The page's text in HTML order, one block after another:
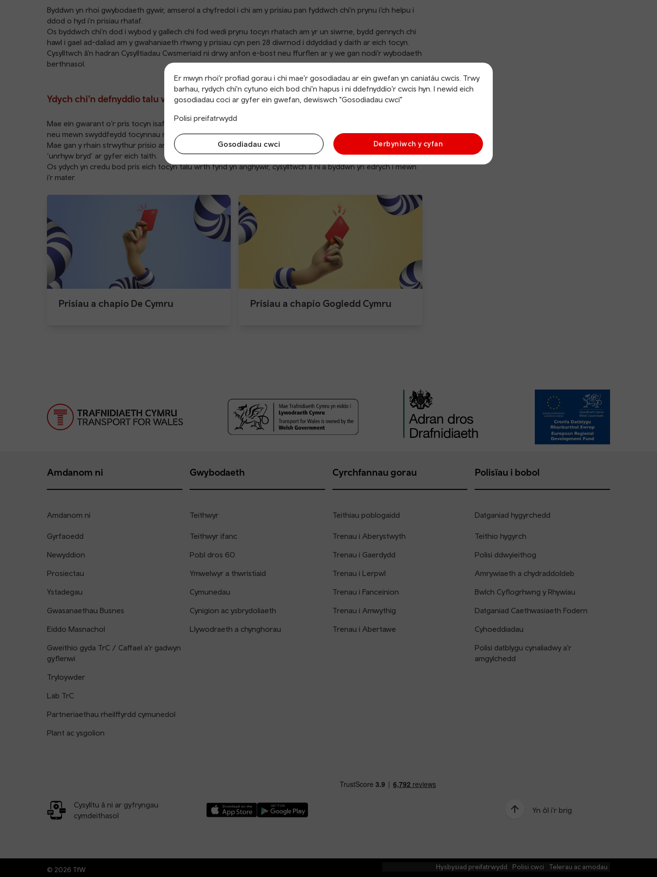
Er mwyn rhoi’r profiad gorau i chi mae'r gosodiadau ar ein gwefan yn caniatáu cwcis. Trwy
barhau, rydych chi'n cytuno eich bod chi'n hapus i ni ddefnyddio'r cwcis hyn. I newid eich
gosodiadau coci ar gyfer ein gwefan, dewiswch "Gosodiadau cwci"
Polisi preifatrwydd
Gosodiadau cwci Derbyniwch y cyfan
Byddwn yn rhoi gwybodaeth gywir, amserol a chyfredol i chi am y prisiau pan fyddwch chi’n prynu i’ch helpu i
ddod o hyd i’n prisiau rhataf.
Os byddwch chi’n dod i wybod y gallech chi fod wedi prynu tocyn rhatach am yr un siwrne, bydd gennych chi
hawl i gael ad-daliad am y gwahaniaeth rhwng y prisiau cyn pen 28 diwrnod i ddyddiad y daith ar eich tocyn.
Cysylltwch â’n hadran Cysylltiadau Cwsmeriaid ni drwy anfon e-bost neu ffurflen ar y we gan nodi’r wybodaeth
berthnasol.
Ydych chi’n defnyddio talu wrth fynd?
Mae ein gwarant o’r pris tocyn isaf sydd ar gael yn berthnasol i’r tocynnau a brynwyd ar ein gwefan neu ap,
neu mewn swyddfeydd tocynnau neu beiriannau tocynnau. Nid yw’n berthnasol i
deithiau talu wrth fynd.
Mae gan y rhain strwythur prisio ar wahân er mwyn sicrhau y byddwn yn dod o hyd i’r tocyn cyfwerth a thocyn
‘unrhyw bryd’ ar gyfer eich taith.
Os ydych yn credu bod pris eich tocyn talu wrth fynd yn anghywir,cysylltwch â nia byddwn yn edrych i mewn
i’r mater.
Prisiau a chapio De Cymru Prisiau a chapio Gogledd Cymru
Amdanom ni
Amdanom ni
Gyrfaoedd
Newyddion
Prosiectau
Ystadegau
Gwasanaethau Busnes
Eiddo Masnachol
Gweithio gyda TrC / Caffael a'r gadwyn
gyflenwi
Tryloywder
Lab TrC
Partneriaethau rheilffyrdd cymunedol
Plant ac ysgolion
Gwybodaeth
Teithwyr
Teithwyr ifanc
Pobl dros 60
Ymwelwyr a thwristiaid
Cymunedau
Cynigion ac ysbrydoliaeth
Llywodraeth a chynghorau
Cyrchfannau gorau
Teithiau poblogaidd
Trenau i Aberystwyth
Trenau i Gaerdydd
Trenau i Lerpwl
Trenau i Fanceinion
Trenau i Amwythig
Trenau i Abertawe
Polisïau i bobol
Datganiad hygyrchedd
Teithio hygyrch
Polisi ddwyieithog
Amrywiaeth a chydraddoldeb
Bwlch Cyflogrhwng y Rhywiau
Datganiad Caethwasiaeth Fodern
Cyhoeddiadau
Polisi datblygu cynaliadwy a'r
amgylchedd
Cysylltu â ni ar gyfryngau
cymdeithasol
Yn ôl i’r brig
© 2026 TfW Hysbysiad preifatrwydd Polisi cwci Telerau ac amodau